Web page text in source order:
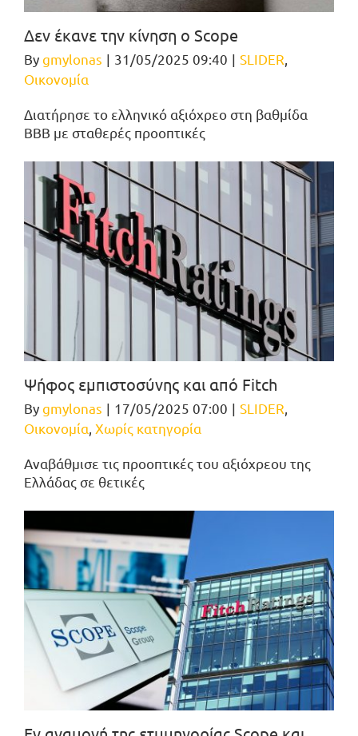
Δεν έκανε την κίνηση ο Scope
Bygmylonas | 31/05/2025 09:40 | SLIDER,
Οικονομία
Διατήρησε το ελληνικό αξιόχρεο στη βαθμίδα
ΒΒΒ με σταθερές προοπτικές
Ψήφος εμπιστοσύνης και από Fitch
Bygmylonas | 17/05/2025 07:00 | SLIDER,
Οικονομία, Χωρίς κατηγορία
Αναβάθμισε τις προοπτικές του αξιόχρεου της
Ελλάδας σε θετικές